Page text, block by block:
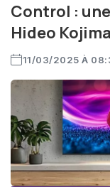
Control :
Hideo
11/03/2025 À